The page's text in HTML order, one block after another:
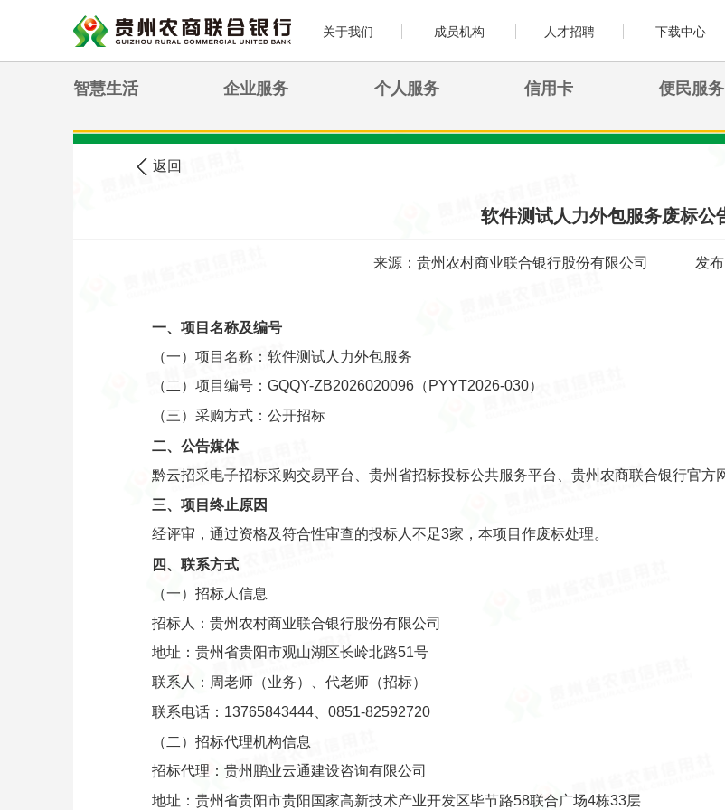
关于我们 成员机构 人才招聘 下载中心
智慧生活 企业服务 个人服务 信用卡 便民服务
您现在的位置: 农信公告
返回
软件测试人力外包服务废标公
来源：贵州农村商业联合银行股份有限公司 发
一、项目名称及编号
（一）项目名称：软件测试人力外包服务
（二）项目编号：GQQY-ZB2026020096（PYYT2026-030）
（三）采购方式：公开招标
二、公告媒体
黔云招采电子招标采购交易平台、贵州省招标投标公共服务平台、贵州农商联合银行官方
三、项目终止原因
经评审，通过资格及符合性审查的投标人不足3家，本项目作废标处理。
四、联系方式
（一）招标人信息
招标人：贵州农村商业联合银行股份有限公司
地址：贵州省贵阳市观山湖区长岭北路51号
联系人：周老师（业务）、代老师（招标）
联系电话：13765843444、0851-82592720
（二）招标代理机构信息
招标代理：贵州鹏业云通建设咨询有限公司
地址：贵州省贵阳市贵阳国家高新技术产业开发区毕节路58联合广场4栋33层